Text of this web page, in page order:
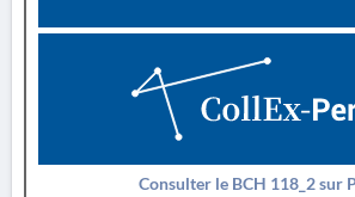
Consulter le BCH 118_2 sur